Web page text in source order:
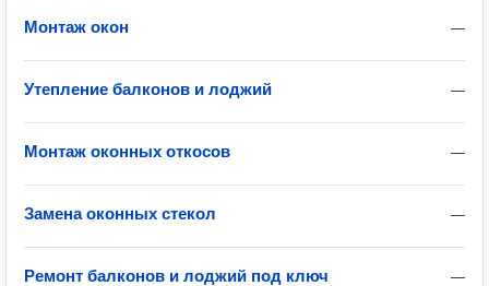
—
Монтаж окон
—
Утепление балконов и лоджий
—
Монтаж оконных откосов
—
Замена оконных стекол
—
Ремонт балконов и лоджий под ключ